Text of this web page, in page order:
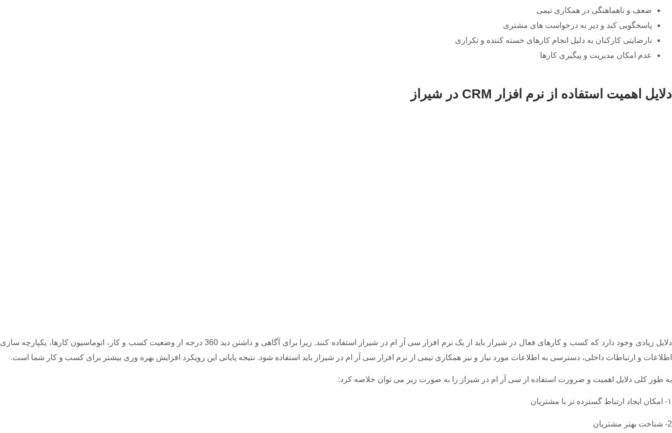
ضعف و ناهماهنگی در همکاری تیمی
پاسخگویی کند و دیر به درخواست های مشتری
نارضایتی کارکنان به دلیل انجام کارهای خسته کننده و تکراری
عدم امکان مدیریت و پیگیری کارها
دلایل اهمیت استفاده از نرم افزار CRM در شیراز
دلایل زیادی وجود دارد که کسب و کارهای فعال در شیراز باید از یک نرم افزار سی آر ام در شیراز استفاده کنند. زیرا برای آگاهی و داشتن دید 360 درجه از وضعیت کسب و کار، اتوماسیون کارها، یکپارچه سازی
اطلاعات و ارتباطات داخلی، دسترسی به اطلاعات مورد نیاز و نیز همکاری تیمی از نرم افزار سی آر ام در شیراز باید استفاده شود. نتیجه پایانی این رویکرد افزایش بهره وری بیشتر برای کسب و کار شما است.
به طور کلی دلایل اهمیت و ضرورت استفاده از سی آر ام در شیراز را به صورت زیر می توان خلاصه کرد:
۱- امکان ایجاد ارتباط گسترده تر با مشتریان
2- شناخت بهتر مشتریان